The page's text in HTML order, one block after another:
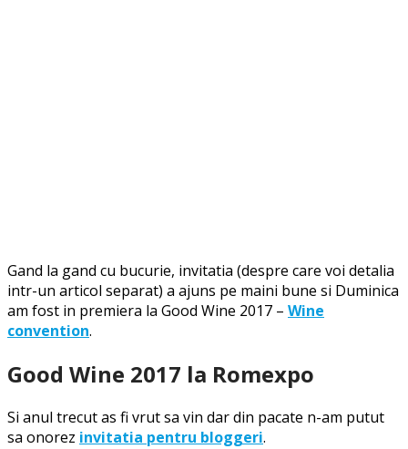
Gand la gand cu bucurie, invitatia (despre care voi detalia
intr-un articol separat) a ajuns pe maini bune si Duminica
am fost in premiera la Good Wine 2017 – Wine
convention.
Good Wine 2017 la Romexpo
Si anul trecut as fi vrut sa vin dar din pacate n-am putut
sa onorez invitatia pentru bloggeri.